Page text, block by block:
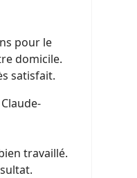
pour le
domicile.
satisfait.
travaillé.